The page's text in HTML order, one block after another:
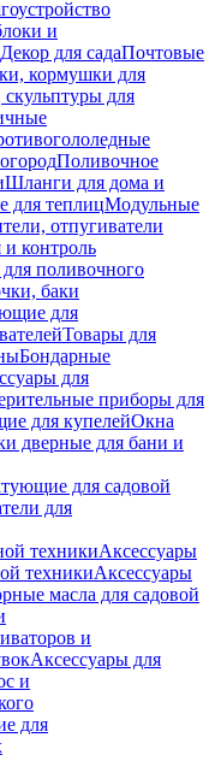
и
Декор для садаПочтовые
кормушки для
для
Поливочное
Шланги для дома и
для теплицМодульные
отпугиватели
контроль
поливочного
баки
для
Товары для
Бондарные
для
приборы для
для купелейОкна
дверные для бани и
для садовой
для
техникиАксессуары
техникиАксессуары
масла для садовой
и
Аксессуары для
и
для